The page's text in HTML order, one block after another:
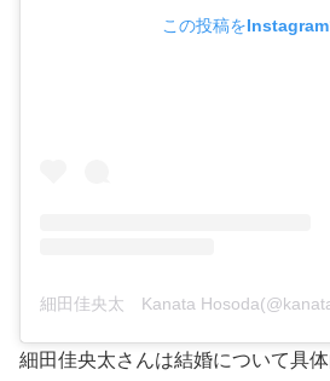
この投稿をInstagram
細田佳央太さんは結婚について具